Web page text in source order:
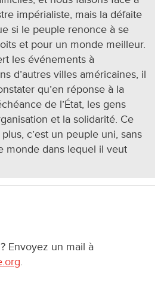
impérialiste, mais la défaite
si le peuple renonce à se
et pour un monde meilleur.
les événements à
d’autres villes américaines, il
qu’en réponse à la
de l’État, les gens
et la solidarité. Ce
c’est un peuple uni, sans
monde dans lequel il veut
Envoyez un mail à
.